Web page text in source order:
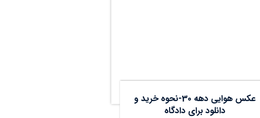
عکس هوایی دهه 30-نحوه خرید و
دانلود برای دادگاه